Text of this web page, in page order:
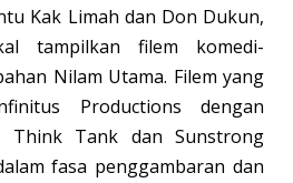
Kak Limah dan Don Dukun,
tampilkan filem komedi-
Nilam Utama. Filem yang
Productions dengan
Think Tank dan Sunstrong
fasa penggambaran dan